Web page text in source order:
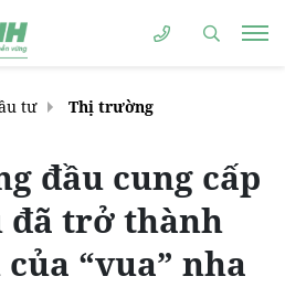
tư Thị trường
đầu cung cấp
đã trở thành
“vua” nha